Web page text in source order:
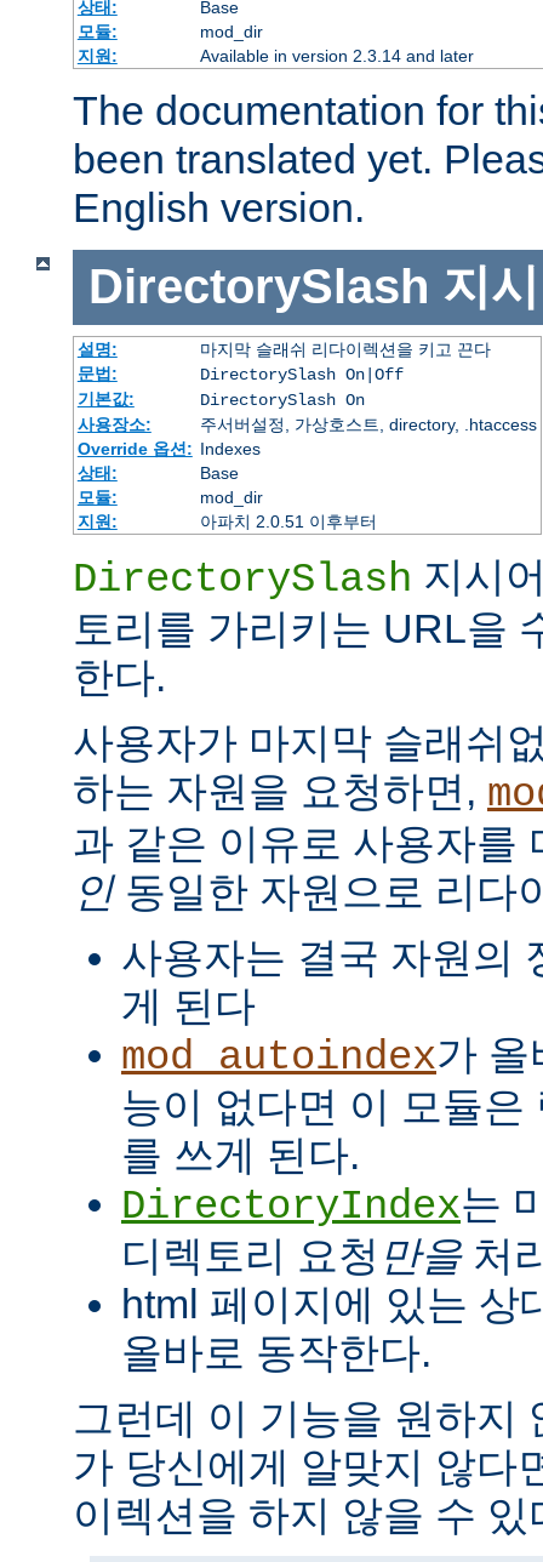
상태:
Base
모듈:
mod_dir
지원:
Available in version 2.3.14 and later
The documentation for
been translated yet.
English version.
DirectorySlash 지
설명:
마지막 슬래쉬 리다이렉션을 키고 끈다
문법:
DirectorySlash On|Off
기본값:
DirectorySlash On
사용장소:
주서버설정, 가상호스트, directory, .htaccess
Override 옵션: Indexes
상태:
Base
모듈:
mod_dir
지원:
아파치 2.0.51 이후부터
DirectorySlash 지시
토리를 가리키는 URL을
한다.
사용자가 마지막 슬래쉬
하는 자원을 요청하면,
과 같은 이유로 사용자를
인동일한 자원으로 리다
사용자는 결국 자원의
게 된다
mod_autoindex가 올
능이 없다면 이 모듈은
를 쓰게 된다.
DirectoryIndex는
디렉토리 요청 만을처
html 페이지에 있는 상
올바로 동작한다.
그런데 이 기능을 원하지
가 당신에게 알맞지 않다
이렉션을 하지 않을 수 있